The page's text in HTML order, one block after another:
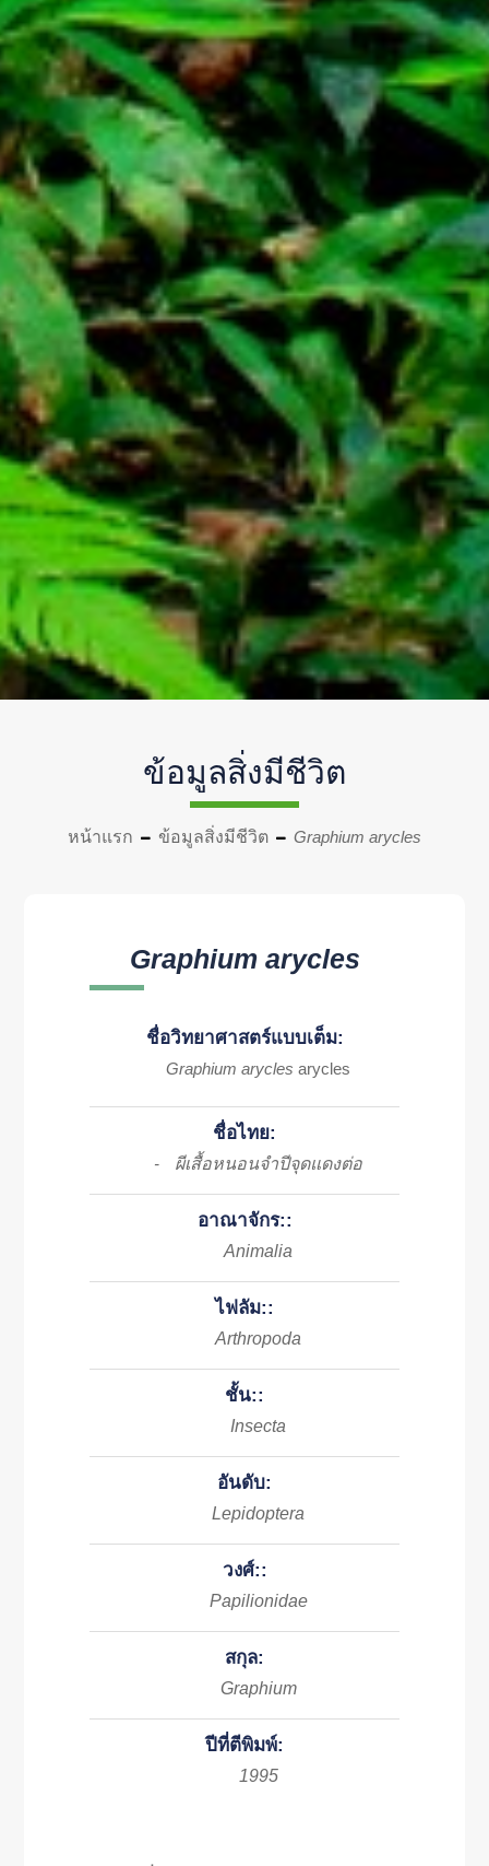
ข้อมูลสิ่งมีชีวิต
หน้าแรก ข้อมูลสิ่งมีชีวิต Graphium arycles
Graphium arycles
ชื่อวิทยาศาสตร์แบบเต็ม:
Graphium arycles arycles
ชื่อไทย:
- ผีเสื้อหนอนจำปีจุดแดงต่อ
อาณาจักร::
Animalia
ไฟลัม::
Arthropoda
ชั้น::
Insecta
อันดับ:
Lepidoptera
วงศ์::
Papilionidae
สกุล:
Graphium
ปีที่ตีพิมพ์:
1995